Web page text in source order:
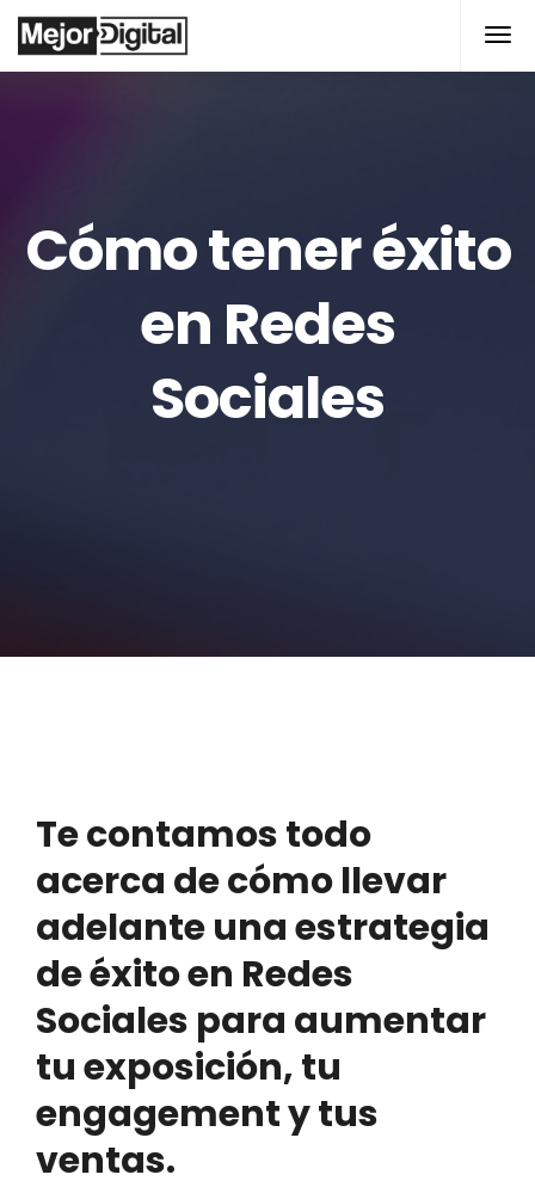
Cómo tener éxito
en Redes
Sociales
Te contamos todo
acerca de cómo llevar
adelante una estrategia
de éxito en Redes
Sociales para aumentar
tu exposición, tu
engagement y tus
ventas.